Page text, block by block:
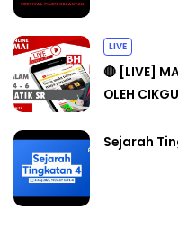
LIVE
🔴 [LIVE]
OLEH
Sejarah